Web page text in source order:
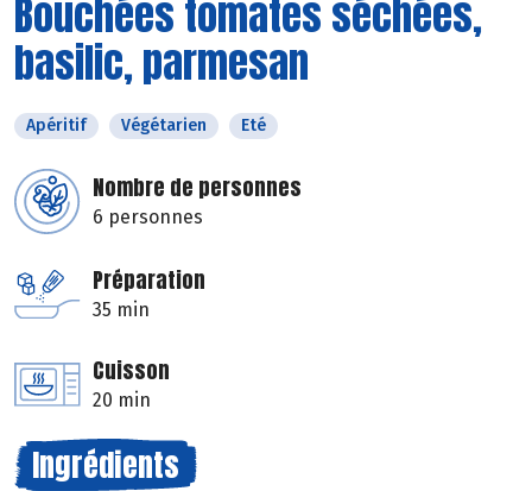
Bouchées tomates séchées,
basilic, parmesan
Apéritif Végétarien Eté
Nombre de personnes
6 personnes
Préparation
35 min
Cuisson
20 min
Ingrédients